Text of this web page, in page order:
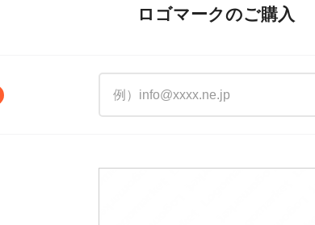
ロゴマークのご購入